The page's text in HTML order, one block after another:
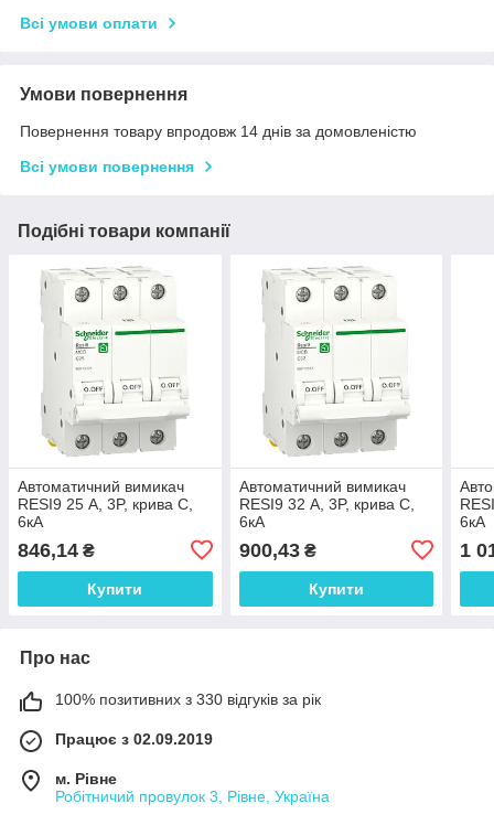
Всі умови оплати
Умови повернення
Повернення товару впродовж 14 днів за домовленістю
Всі умови повернення
Подібні товари компанії
Автоматичний вимикач
RESI9 25 А, 3P, крива С,
6кА
846,14 ₴
Купити
Автоматичний вимикач
RESI9 32 А, 3P, крива С,
6кА
900,43₴
Купити
6кА
1
Про нас
100% позитивних з 330 відгуків за рік
Працює з 02.09.2019
м. Рівне
Робітничий провулок 3, Рівне, Україна